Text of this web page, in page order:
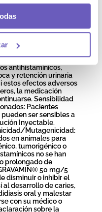
geriátricos a
pueden ser
sedación,
paradójica,
hiperexcitabilidad,
a los que se
a los efectos
antihistamínicos,
y retención urinaria
estos efectos adversos
la medicación
Sensibilidad
Pacientes
ser sensibles a
Inyectable.
Mutagenicidad:
en animales para
tumorigénico o
no se han
prolongado de
50 mg/5
disminuir o inhibir el
desarrollo de caries,
oral y malestar
con su médico o
sobre la